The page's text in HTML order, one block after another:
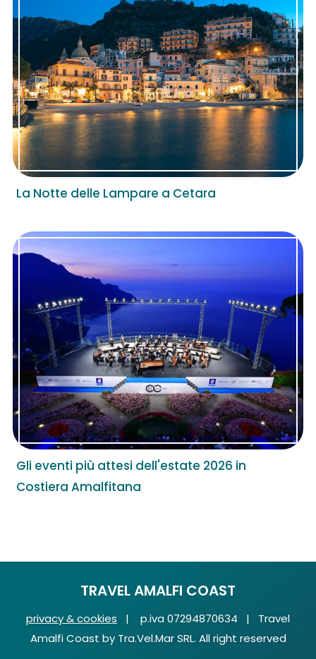
La Notte delle Lampare a Cetara
Gli eventi più attesi dell'estate 2026 in
Costiera Amalfitana
TRAVEL AMALFI COAST
privacy & cookies | p.iva 07294870634 | Travel
Amalfi Coast by Tra.Vel.Mar SRL. All right reserved